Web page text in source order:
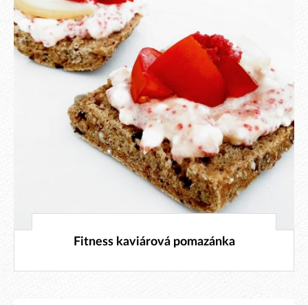
13. 10. 2015
Fitness kaviárová pomazánka